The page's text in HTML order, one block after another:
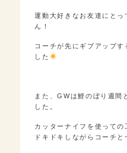
運動大好きなお友達にと
ん！
コーチが先にギブアップ
した
また、GWは鯉のぼり週間
した。
カッターナイフを使って
ドキドキしながらコーチと